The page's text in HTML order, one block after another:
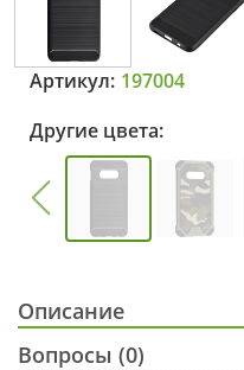
Артикул: 197004
Другие цвета:
Описание
Вопросы (0)